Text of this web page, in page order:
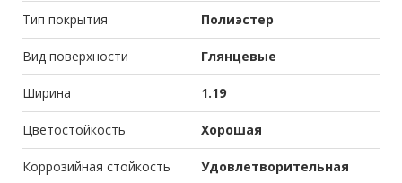
Тип покрытия Полиэстер
Вид поверхности Глянцевые
Ширина 1.19
Цветостойкость Хорошая
Коррозийная стойкость Удовлетворительная